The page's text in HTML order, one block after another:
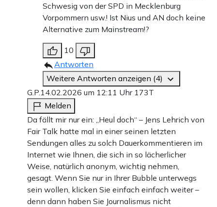
Schwesig von der SPD in Mecklenburg
Vorpommern usw.! Ist Nius und AN doch keine
Alternative zum Mainstream!?
10
Antworten
Weitere Antworten anzeigen (4)
G.P. 14.02.2026 um 12:11 Uhr 173T
Melden
Da fällt mir nur ein: „Heul doch“ – Jens Lehrich von
Fair Talk hatte mal in einer seinen letzten
Sendungen alles zu solch Dauerkommentieren im
Internet wie Ihnen, die sich in so lächerlicher
Weise, natürlich anonym, wichtig nehmen,
gesagt. Wenn Sie nur in Ihrer Bubble unterwegs
sein wollen, klicken Sie einfach einfach weiter –
denn dann haben Sie Journalismus nicht